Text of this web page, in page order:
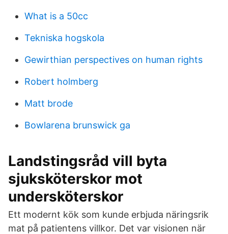
What is a 50cc
Tekniska hogskola
Gewirthian perspectives on human rights
Robert holmberg
Matt brode
Bowlarena brunswick ga
Landstingsråd vill byta
sjuksköterskor mot
undersköterskor
Ett modernt kök som kunde erbjuda näringsrik
mat på patientens villkor. Det var visionen när